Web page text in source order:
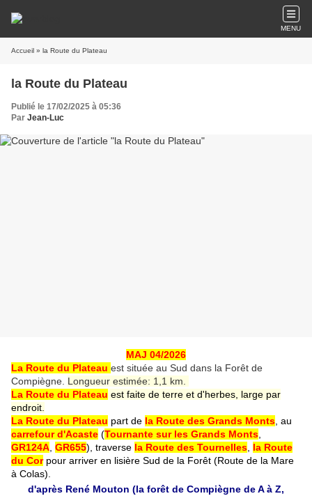
MENU
Accueil » la Route du Plateau
la Route du Plateau
Publié le 17/02/2025 à 05:36
Par Jean-Luc
MAJ 04/2026
La Route du Plateau est située au Sud dans la Forêt de
Compiègne. Longueur estimée: 1,1 km.
La Route du Plateau est faite de terre et d'herbes, large par
endroit.
La Route du Plateau part de la Route des Grands Monts , au
carrefour d'Acaste (Tournante sur les Grands Monts
GR124A GR655), traverse la Route des Tournelles la Route
du Corpour arriver en lisière Sud de la Forêt (Route de la Mare
à Colas).
d'après René Mouton (la forêt de Compiègne de A à Z,